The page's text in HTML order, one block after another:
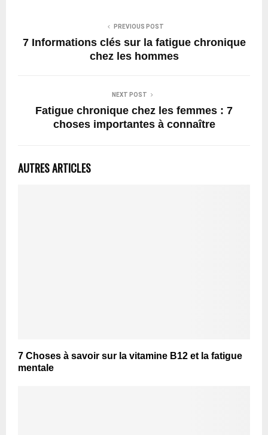
PREVIOUS POST
7 Informations clés sur la fatigue chronique
chez les hommes
NEXT POST
Fatigue chronique chez les femmes : 7
choses importantes à connaître
AUTRES ARTICLES
7 Choses à savoir sur la vitamine B12 et la fatigue
mentale